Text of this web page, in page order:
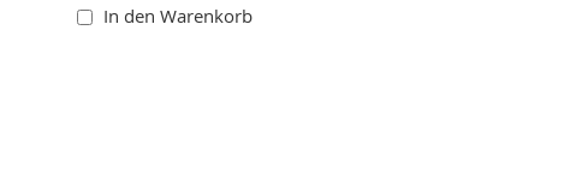
In den Warenkorb